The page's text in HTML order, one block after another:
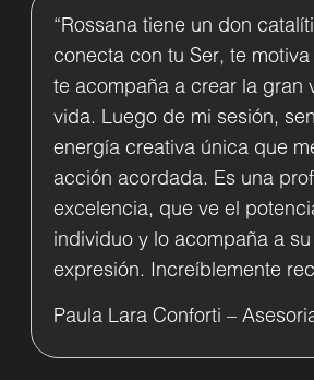
“Rossana tiene un don
conecta con tu Ser, te
te acompaña a crear la gran
vida. Luego de mi sesión,
energía creativa única que
acción acordada. Es una
excelencia, que ve el
individuo y lo acompaña a
expresión. Increíblemente
Paula Lara Conforti –